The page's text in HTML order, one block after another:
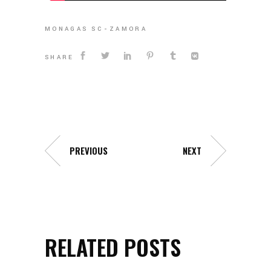
MONAGAS SC ZAMORA
SHARE
PREVIOUS NEXT
RELATED POSTS